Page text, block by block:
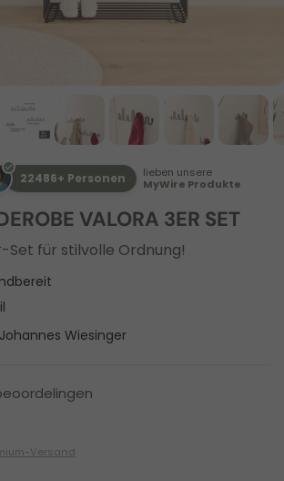
22486+ Personen
lieben unsere
MyWire Produkte
VALORA 3ER SET
Set für stilvolle Ordnung!
Wiesinger
Versand